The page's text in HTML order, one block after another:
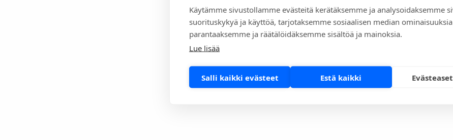
Käytämme sivustollamme evästeitä kerätäksemme ja analysoidaksemme
suorituskykyä ja käyttöä, tarjotaksemme sosiaalisen median
parantaaksemme ja räätälöidäksemme sisältöä ja mainoksia.
Lue lisää
Salli kaikki evästeet Estä kaikki
data/presentation-tick-borne-diseases-healthcare-professionals.
Accessed: 6 April 2022.